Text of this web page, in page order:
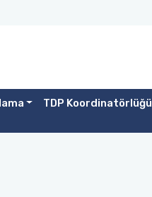
TDP Koordinatörlüğü